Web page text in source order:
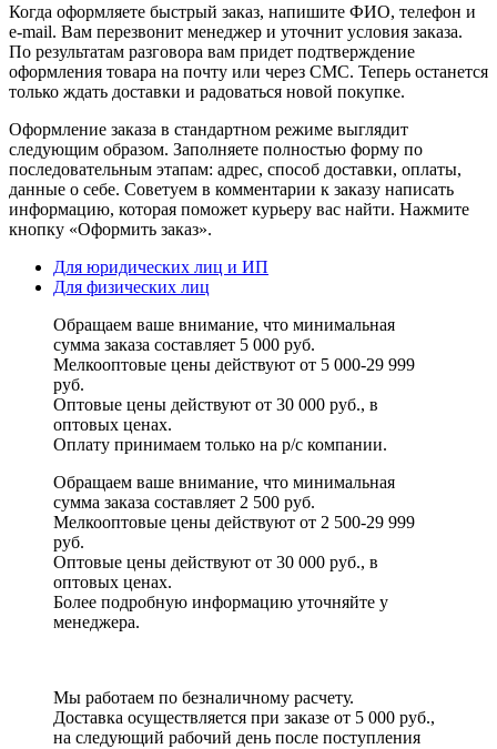
Когда оформляете быстрый заказ, напишите ФИО, телефон и
e-mail. Вам перезвонит менеджер и уточнит условия заказа.
По результатам разговора вам придет подтверждение
оформления товара на почту или через СМС. Теперь останется
только ждать доставки и радоваться новой покупке.
Оформление заказа в стандартном режиме выглядит
следующим образом. Заполняете полностью форму по
последовательным этапам: адрес, способ доставки, оплаты,
данные о себе. Советуем в комментарии к заказу написать
информацию, которая поможет курьеру вас найти. Нажмите
кнопку «Оформить заказ».
Для юридических лиц и ИП
Для физических лиц
Обращаем ваше внимание, что минимальная
сумма заказа составляет 5 000 руб.
Мелкооптовые цены действуют от 5 000-29 999
руб.
Оптовые цены действуют от 30 000 руб., в
оптовых ценах.
Оплату принимаем только на р/с компании.
Обращаем ваше внимание, что минимальная
сумма заказа составляет 2 500 руб.
Мелкооптовые цены действуют от 2 500-29 999
руб.
Оптовые цены действуют от 30 000 руб., в
оптовых ценах.
Более подробную информацию уточняйте у
менеджера.
Мы работаем по безналичному расчету.
Доставка осуществляется при заказе от 5 000 руб.,
на следующий рабочий день после поступления